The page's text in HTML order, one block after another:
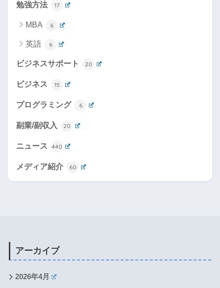
勉強方法 17
MBA 6
英語 6
ビジネスサポート 20
ビジネス 15
プログラミング 6
副業/副収入 20
ニュース 440
メディア紹介 60
アーカイブ
2026年4月